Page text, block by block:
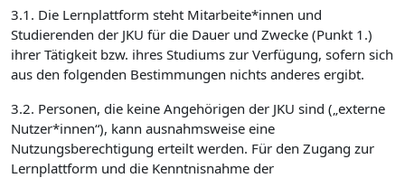
3.1. Die Lernplattform steht Mitarbeite*innen und
Studierenden der JKU für die Dauer und Zwecke (Punkt 1.)
ihrer Tätigkeit bzw. ihres Studiums zur Verfügung, sofern sich
aus den folgenden Bestimmungen nichts anderes ergibt.
3.2. Personen, die keine Angehörigen der JKU sind („externe
Nutzer*innen“), kann ausnahmsweise eine
Nutzungsberechtigung erteilt werden. Für den Zugang zur
Lernplattform und die Kenntnisnahme der